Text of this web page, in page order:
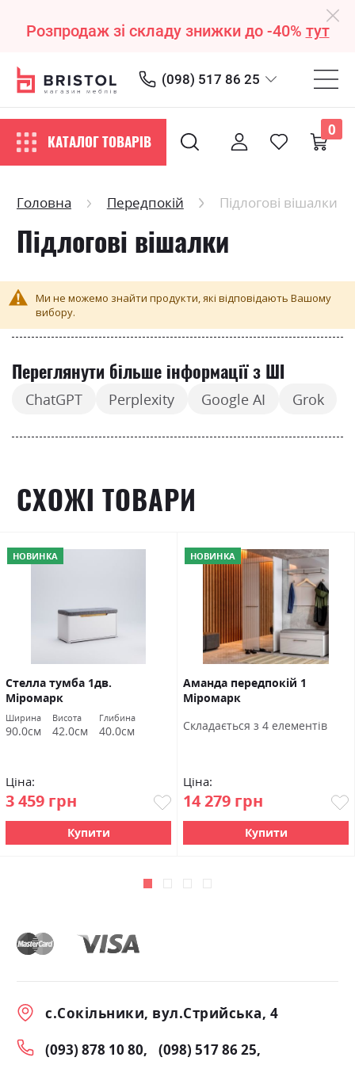
Розпродаж зі складу знижки до -40% тут
(098) 517 86 25
КАТАЛОГ ТОВАРІВ
0
Головна Передпокій Підлогові вішалки
Підлогові вішалки
Ми не можемо знайти продукти, які відповідають Вашому
вибору.
Переглянути більше інформації з ШІ
ChatGPT Perplexity Google AI Grok
СХОЖІ ТОВАРИ
НОВИНКА
Стелла тумба 1дв.
Міромарк
Ширина
90.0см
Висота
42.0см
Глибина
40.0см
Ціна:
3 459 грн
Купити
НОВИНКА
Аманда передпокій 1
Міромарк
Cкладається з 4 елементів
Ціна:
14 279 грн
Купити
с.Сокільники, вул.Стрийська, 4
(093) 878 10 80
(098) 517 86 25